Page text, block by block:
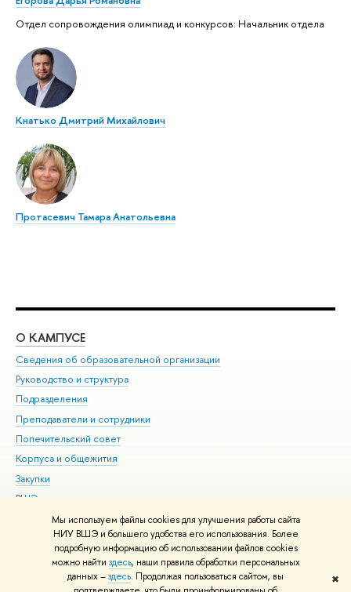
Мы используем файлы cookies для улучшения работы сайта
НИУ ВШЭ и большего удобства его использования. Более
подробную информацию об использовании файлов cookies
можно найти здесь, наши правила обработки персональных
данных –здесь. Продолжая пользоваться сайтом, вы
✖
Отдел сопровождения олимпиад и конкурсов: Начальник отдела
Кнатько Дмитрий Михайлович
Протасевич Тамара Анатольевна
О КАМПУСЕ
Сведения об образовательной организации
Руководство и структура
Подразделения
Преподаватели и сотрудники
Попечительский совет
Корпуса и общежития
Закупки
ВШЭ для студентов с ограниченными возможностями
здоровья и инвалидностью
Версия для слабовидящих
Единая платежная страница